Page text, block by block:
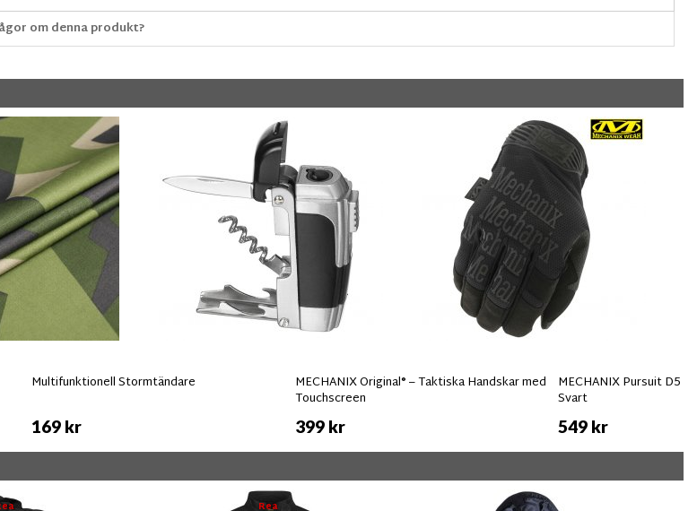
om denna produkt?
Multifunktionell Stormtändare
169 kr
MECHANIX Original® – Taktiska Handskar med
Touchscreen
399 kr
MECHANIX Pursuit D5
Svart
549 kr
Rea